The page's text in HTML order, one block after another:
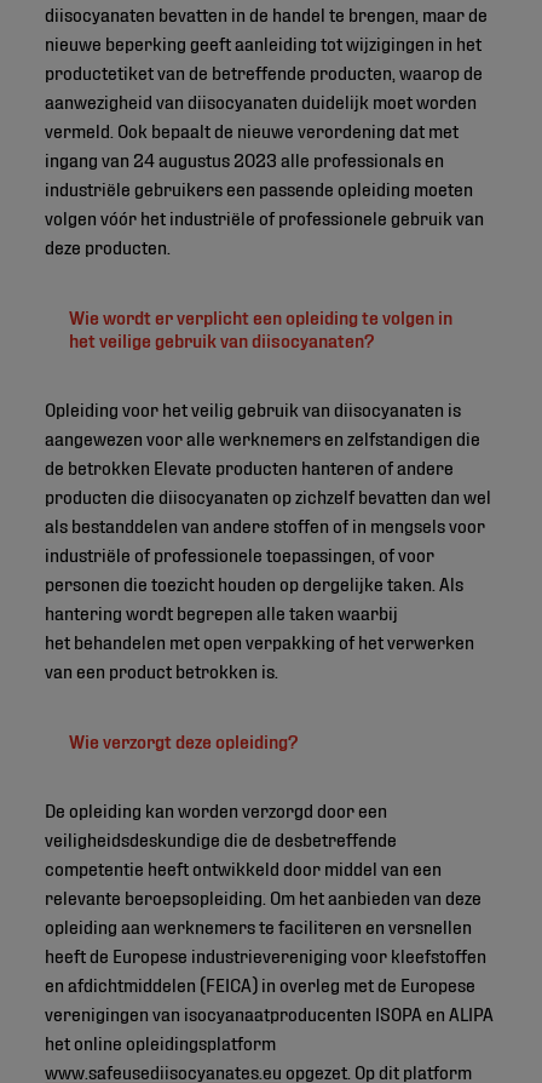
diisocyanaten bevatten in de handel te brengen, maar de
nieuwe beperking geeft aanleiding tot wijzigingen in het
productetiket van de betreffende producten, waarop de
aanwezigheid van diisocyanaten duidelijk moet worden
vermeld. Ook bepaalt de nieuwe verordening dat met
ingang van 24 augustus 2023 alle professionals en
industriële gebruikers een passende opleiding moeten
volgen vóór het industriële of professionele gebruik van
deze producten.
Wie wordt er verplicht een opleiding te volgen in
het veilige gebruik van diisocyanaten?
Opleiding voor het veilig gebruik van diisocyanaten is
aangewezen voor alle werknemers en zelfstandigen die
de betrokken Elevate producten hanteren of andere
producten die diisocyanaten op zichzelf bevatten dan wel
als bestanddelen van andere stoffen of in mengsels voor
industriële of professionele toepassingen, of voor
personen die toezicht houden op dergelijke taken. Als
hantering wordt begrepen alle taken waarbij
het behandelen met open verpakking of het verwerken
van een product betrokken is.
Wie verzorgt deze opleiding?
De opleiding kan worden verzorgd door een
veiligheidsdeskundige die de desbetreffende
competentie heeft ontwikkeld door middel van een
relevante beroepsopleiding. Om het aanbieden van deze
opleiding aan werknemers te faciliteren en versnellen
heeft de Europese industrievereniging voor kleefstoffen
en afdichtmiddelen (FEICA) in overleg met de Europese
verenigingen van isocyanaatproducenten ISOPA en ALIPA
het online opleidingsplatform
www.safeusediisocyanates.eu opgezet. Op dit platform